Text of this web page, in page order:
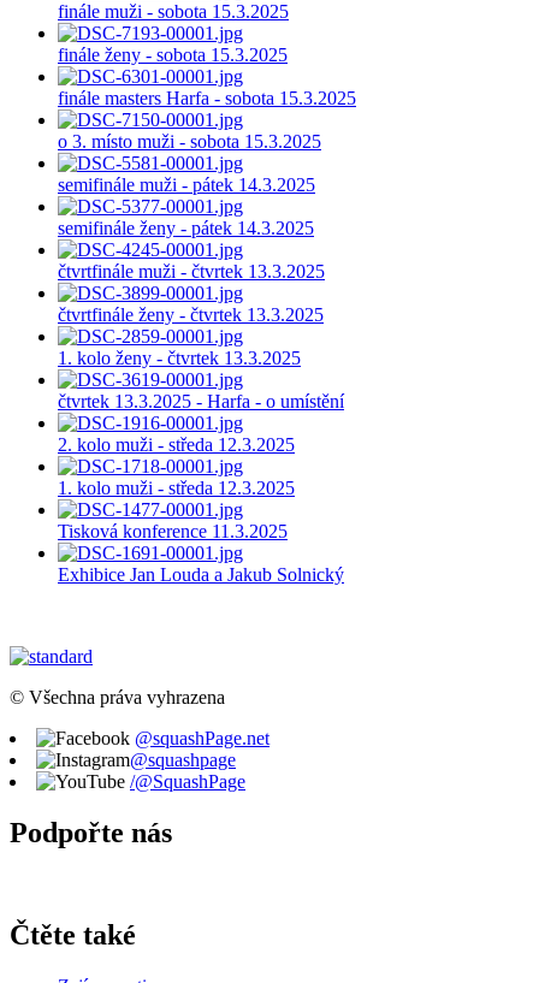
finále muži - sobota 15.3.2025
finále ženy - sobota 15.3.2025
finále masters Harfa - sobota 15.3.2025
o 3. místo muži - sobota 15.3.2025
semifinále muži - pátek 14.3.2025
semifinále ženy - pátek 14.3.2025
čtvrtfinále muži - čtvrtek 13.3.2025
čtvrtfinále ženy - čtvrtek 13.3.2025
1. kolo ženy - čtvrtek 13.3.2025
čtvrtek 13.3.2025 - Harfa - o umístění
2. kolo muži - středa 12.3.2025
1. kolo muži - středa 12.3.2025
Tisková konference 11.3.2025
Exhibice Jan Louda a Jakub Solnický
© Všechna práva vyhrazena
@squashPage.net
@squashpage
/@SquashPage
Podpořte nás
Čtěte také